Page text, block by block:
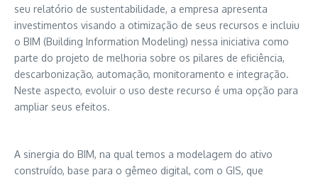
seu relatório de sustentabilidade, a empresa apresenta
investimentos visando a otimização de seus recursos e incluiu
o BIM (Building Information Modeling) nessa iniciativa como
parte do projeto de melhoria sobre os pilares de eficiência,
descarbonização, automação, monitoramento e integração.
Neste aspecto, evoluir o uso deste recurso é uma opção para
ampliar seus efeitos.
A sinergia do BIM, na qual temos a modelagem do ativo
construído, base para o gêmeo digital, com o GIS, que